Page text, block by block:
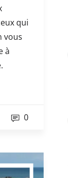
qui
vous
à
0